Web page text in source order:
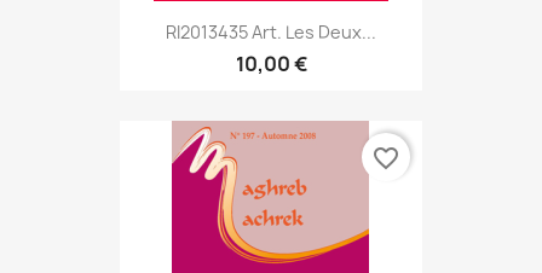
RI2013435 Art. Les Deux...
10,00 €
favorite_border